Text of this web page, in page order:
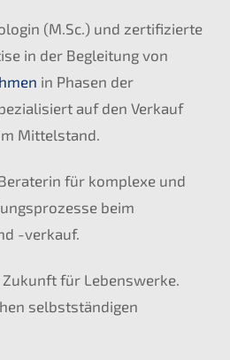
(M.Sc.) und zertifizierte
in der Begleitung von
in Phasen der
auf den Verkauf
Mittelstand.
für komplexe und
beim
-verkauf.
Zukunft für Lebenswerke.
selbstständigen